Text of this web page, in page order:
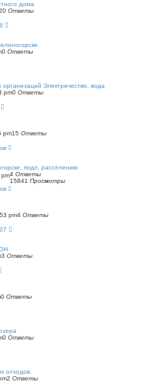
дома
Ответы
0 Ответы
Электричество, вода
pm0 Ответы
pm15 Ответы
подл. расселению
4 Ответы
15841 Просмотры
pm4 Ответы
3 Ответы
0 Ответы
0 Ответы
отходов.
2 Ответы